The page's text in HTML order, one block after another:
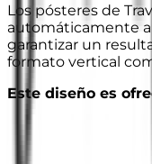
Los pósteres de
automáticamente
garantizar un
formato vertical
Este diseño es